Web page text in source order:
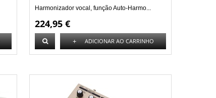
Harmonizador vocal, função Auto-Harmo...
224,95 €
+ ADICIONAR AO CARRINHO